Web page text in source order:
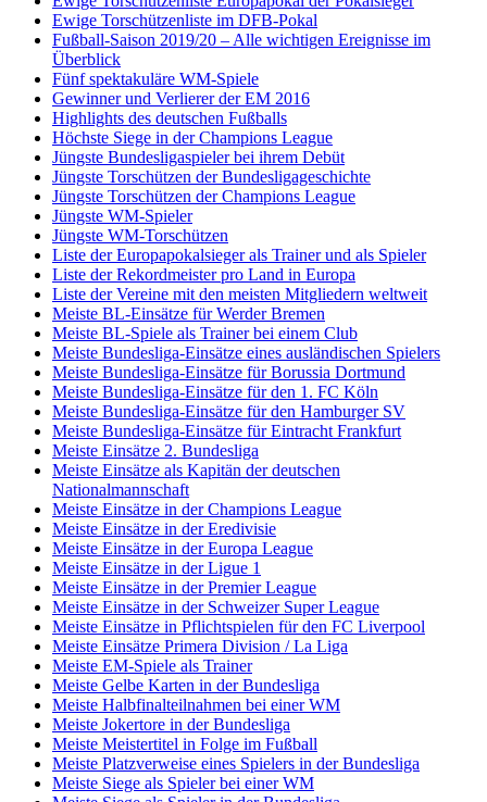
Ewige Torschützenliste im DFB-Pokal
Fußball-Saison 2019/20 – Alle wichtigen Ereignisse im
Überblick
Fünf spektakuläre WM-Spiele
Gewinner und Verlierer der EM 2016
Highlights des deutschen Fußballs
Höchste Siege in der Champions League
Jüngste Bundesligaspieler bei ihrem Debüt
Jüngste Torschützen der Bundesligageschichte
Jüngste Torschützen der Champions League
Jüngste WM-Spieler
Jüngste WM-Torschützen
Liste der Europapokalsieger als Trainer und als Spieler
Liste der Rekordmeister pro Land in Europa
Liste der Vereine mit den meisten Mitgliedern weltweit
Meiste BL-Einsätze für Werder Bremen
Meiste BL-Spiele als Trainer bei einem Club
Meiste Bundesliga-Einsätze eines ausländischen Spielers
Meiste Bundesliga-Einsätze für Borussia Dortmund
Meiste Bundesliga-Einsätze für den 1. FC Köln
Meiste Bundesliga-Einsätze für den Hamburger SV
Meiste Bundesliga-Einsätze für Eintracht Frankfurt
Meiste Einsätze 2. Bundesliga
Meiste Einsätze als Kapitän der deutschen
Nationalmannschaft
Meiste Einsätze in der Champions League
Meiste Einsätze in der Eredivisie
Meiste Einsätze in der Europa League
Meiste Einsätze in der Ligue 1
Meiste Einsätze in der Premier League
Meiste Einsätze in der Schweizer Super League
Meiste Einsätze in Pflichtspielen für den FC Liverpool
Meiste Einsätze Primera Division / La Liga
Meiste EM-Spiele als Trainer
Meiste Gelbe Karten in der Bundesliga
Meiste Halbfinalteilnahmen bei einer WM
Meiste Jokertore in der Bundesliga
Meiste Meistertitel in Folge im Fußball
Meiste Platzverweise eines Spielers in der Bundesliga
Meiste Siege als Spieler bei einer WM